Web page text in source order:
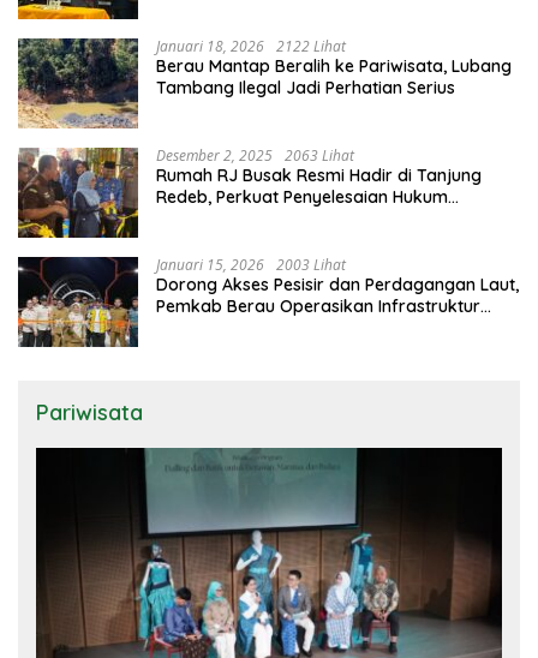
Januari 18, 2026 2122 Lihat
Berau Mantap Beralih ke Pariwisata, Lubang
Tambang Ilegal Jadi Perhatian Serius
Desember 2, 2025 2063 Lihat
Rumah RJ Busak Resmi Hadir di Tanjung
Redeb, Perkuat Penyelesaian Hukum
Januari 15, 2026 2003 Lihat
Dorong Akses Pesisir dan Perdagangan Laut,
Pemkab Berau Operasikan Infrastruktur
Pariwisata